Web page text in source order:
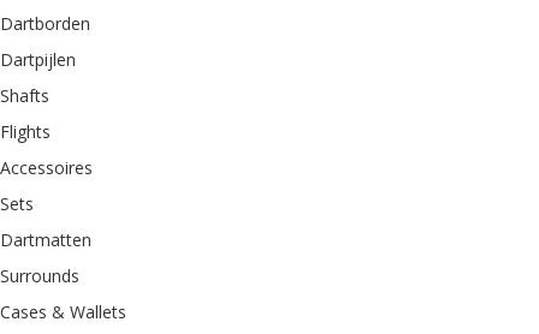
Dartborden
Dartpijlen
Shafts
Flights
Accessoires
Sets
Dartmatten
Surrounds
Cases & Wallets